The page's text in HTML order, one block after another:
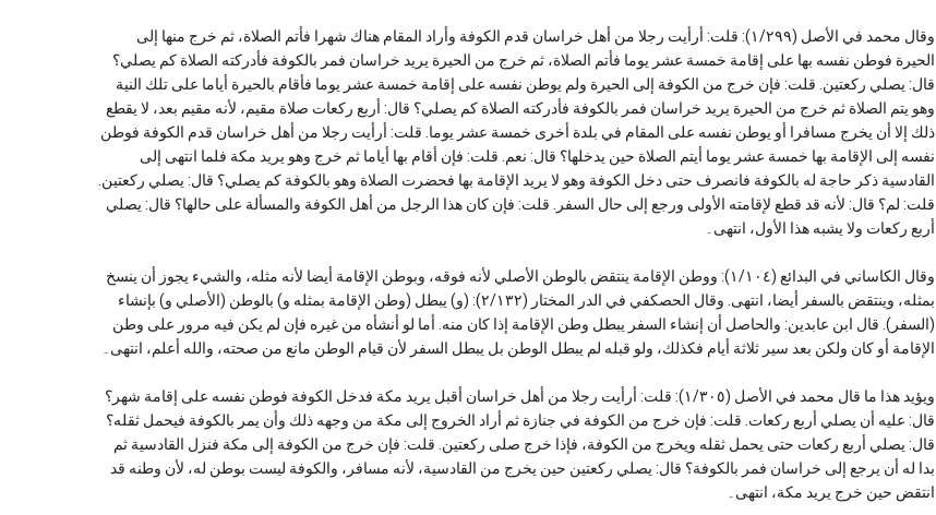
وقال محمد في الأصل (١/٢٩٩): قلت: أرأيت رجلا من أهل خراسان قدم الكوفة وأراد المقام هناك شهرا فأتم الصلاة، ثم خرج منها إلى
الحيرة فوطن نفسه بها على إقامة خمسة عشر يوما فأتم الصلاة، ثم خرج من الحيرة يريد خراسان فمر بالكوفة فأدركته الصلاة كم يصلي؟
قال: يصلي ركعتين. قلت: فإن خرج من الكوفة إلى الحيرة ولم يوطن نفسه على إقامة خمسة عشر يوما فأقام بالحيرة أياما على تلك النية
وهو يتم الصلاة ثم خرج من الحيرة يريد خراسان فمر بالكوفة فأدركته الصلاة كم يصلي؟ قال: أربع ركعات صلاة مقيم، لأنه مقيم بعد، لا يقطع
ذلك إلا أن يخرج مسافرا أو يوطن نفسه على المقام في بلدة أخرى خمسة عشر يوما. قلت: أرأيت رجلا من أهل خراسان قدم الكوفة فوطن
نفسه إلى الإقامة بها خمسة عشر يوما أيتم الصلاة حين يدخلها؟ قال: نعم. قلت: فإن أقام بها أياما ثم خرج وهو يريد مكة فلما انتهى إلى
القادسية ذكر حاجة له بالكوفة فانصرف حتى دخل الكوفة وهو لا يريد الإقامة بها فحضرت الصلاة وهو بالكوفة كم يصلي؟ قال: يصلي ركعتين.
قلت: لم؟ قال: لأنه قد قطع لإقامته الأولى ورجع إلى حال السفر. قلت: فإن كان هذا الرجل من أهل الكوفة والمسألة على حالها؟ قال: يصلي
أربع ركعات ولا يشبه هذا الأول، انتهى۔
وقال الكاساني في البدائع (١/١٠٤): ووطن الإقامة ينتقض بالوطن الأصلي لأنه فوقه، وبوطن الإقامة أيضا لأنه مثله، والشيء يجوز أن ينسخ
بمثله، وينتقض بالسفر أيضا، انتهى. وقال الحصكفي في الدر المختار (٢/١٣٢): (و) يبطل (وطن الإقامة بمثله و) بالوطن (الأصلي و) بإنشاء
(السفر). قال ابن عابدين: والحاصل أن إنشاء السفر يبطل وطن الإقامة إذا كان منه. أما لو أنشأه من غيره فإن لم يكن فيه مرور على وطن
الإقامة أو كان ولكن بعد سير ثلاثة أيام فكذلك، ولو قبله لم يبطل الوطن بل يبطل السفر لأن قيام الوطن مانع من صحته، والله أعلم، انتهى۔
ويؤيد هذا ما قال محمد في الأصل (١/٣٠٥): قلت: أرأيت رجلا من أهل خراسان أقبل يريد مكة فدخل الكوفة فوطن نفسه على إقامة شهر؟
قال: عليه أن يصلي أربع ركعات. قلت: فإن خرج من الكوفة في جنازة ثم أراد الخروج إلى مكة من وجهه ذلك وأن يمر بالكوفة فيحمل ثقله؟
قال: يصلي أربع ركعات حتى يحمل ثقله ويخرج من الكوفة، فإذا خرج صلى ركعتين. قلت: فإن خرج من الكوفة إلى مكة فنزل القادسية ثم
بدا له أن يرجع إلى خراسان فمر بالكوفة؟ قال: يصلي ركعتين حين يخرج من القادسية، لأنه مسافر، والكوفة ليست بوطن له، لأن وطنه قد
انتقض حين خرج يريد مكة، انتهى۔